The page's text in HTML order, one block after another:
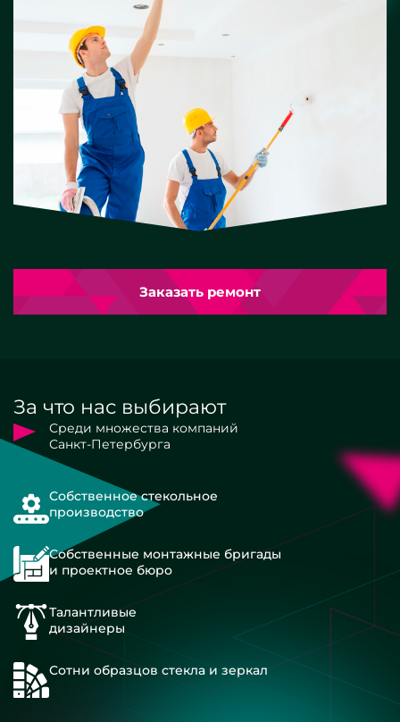
Заказать ремонт
За что нас выбирают
Среди множества компаний
Санкт-Петербурга
Собственное стекольное
производство
Собственные монтажные бригады
и проектное бюро
Талантливые
дизайнеры
Сотни образцов стекла и зеркал